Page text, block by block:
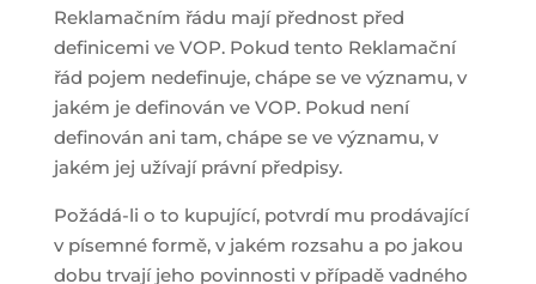
Reklamačním řádu mají přednost před
definicemi ve VOP. Pokud tento Reklamační
řád pojem nedefinuje, chápe se ve významu, v
jakém je definován ve VOP. Pokud není
definován ani tam, chápe se ve významu, v
jakém jej užívají právní předpisy.
Požádá-li o to kupující, potvrdí mu prodávající
v písemné formě, v jakém rozsahu a po jakou
dobu trvají jeho povinnosti v případě vadného